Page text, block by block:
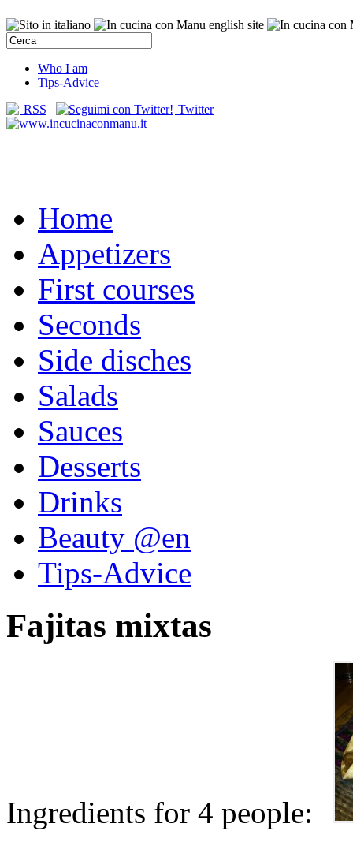
Who I am
Tips-Advice
RSS
Twitter
Home
Appetizers
First courses
Seconds
Side disches
Salads
Sauces
Desserts
Drinks
Beauty @en
Tips-Advice
Fajitas mixtas
Ingredients for 4 people: